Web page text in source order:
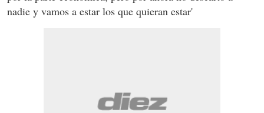
nadie y vamos a estar los que quieran estar'